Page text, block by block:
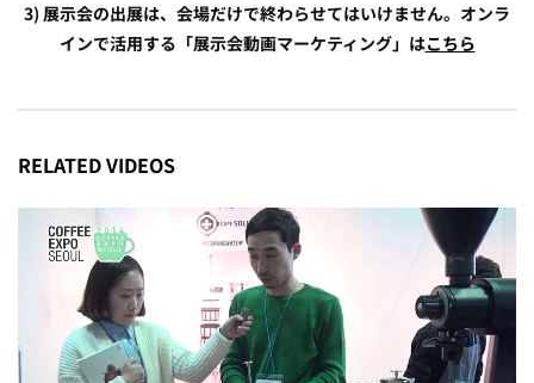
3) 展示会の出展は、会場だけで終わらせてはいけません。オンラ
インで活用する「展示会動画マーケティング」はこちら
RELATED VIDEOS